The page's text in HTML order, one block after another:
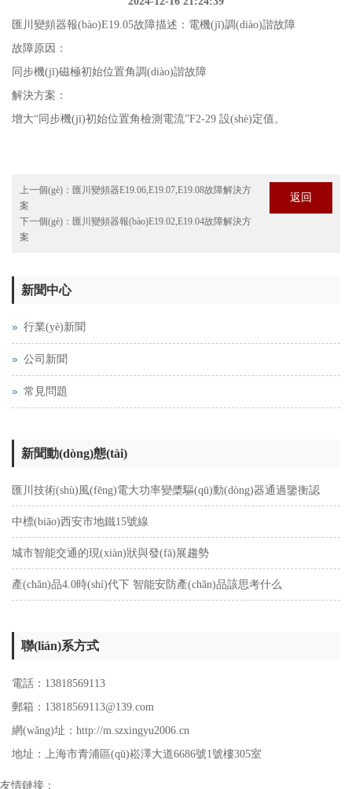
匯川變頻器報(bào)E19.05故障描述：電機(jī)調(diào)諧故障
故障原因：
同步機(jī)磁極初始位置角調(diào)諧故障
解決方案：
增大“同步機(jī)初始位置角檢測電流”F2-29 設(shè)定值。
上一個(gè)： 匯川變頻器E19.06,E19.07,E19.08故障解決方
案
下一個(gè)： 匯川變頻器報(bào)E19.02,E19.04故障解決方
案
返回
新聞中心
行業(yè)新聞
公司新聞
常見問題
新聞動(dòng)態(tài)
匯川技術(shù)風(fēng)電大功率變槳驅(qū)動(dòng)器通過鑒衡認
(rèn)證
中標(biāo)西安市地鐵15號線
城市智能交通的現(xiàn)狀與發(fā)展趨勢
產(chǎn)品4.0時(shí)代下 智能安防產(chǎn)品該思考什么
聯(lián)系方式
電話：13818569113
郵箱：13818569113@139.com
網(wǎng)址：http://m.szxingyu2006.cn
地址：上海市青浦區(qū)崧澤大道6686號1號樓305室
友情鏈接：